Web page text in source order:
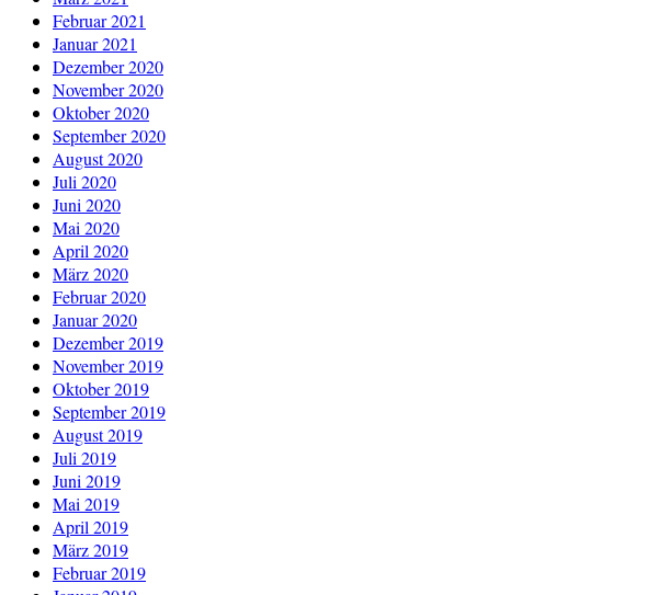
Februar 2021
Januar 2021
Dezember 2020
November 2020
Oktober 2020
September 2020
August 2020
Juli 2020
Juni 2020
Mai 2020
April 2020
März 2020
Februar 2020
Januar 2020
Dezember 2019
November 2019
Oktober 2019
September 2019
August 2019
Juli 2019
Juni 2019
Mai 2019
April 2019
März 2019
Februar 2019